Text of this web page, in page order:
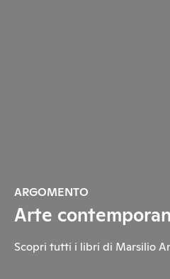
ARGOMENTO
Arte
Scopri tutti i libri di Marsilio